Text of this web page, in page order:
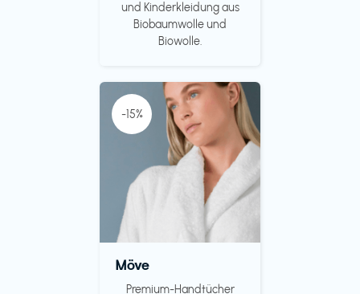
und Kinderkleidung aus
Biobaumwolle und
Biowolle.
-15%
Möve
Premium-Handtücher